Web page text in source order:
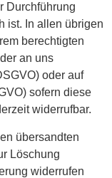
Durchführung
ist. In allen übrigen
berechtigten
an uns
oder auf
sofern diese
widerrufbar.
übersandten
Löschung
widerrufen